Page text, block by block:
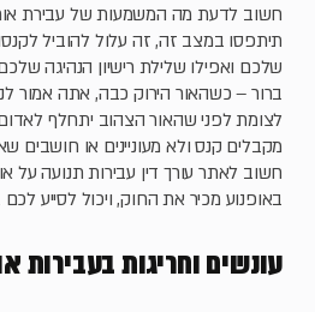
חשוב לדעת מה המשמעות של עבירת
תיתפסו במצב זה, זה עלול להוביל
שלכם ואפילו שלילת רישיון הנהיגה
ברור – כשהאור הירוק כבה, אתה אמור
לצומת לפני שהאור הצהוב יתחלף
מקבלים קנס ולא מעוניינים או חושבים
חשוב לאתר עורך דין עבירות תנועה על
באופנוע מכיר את החוק, ויכול לסייע
עונשים וחריגות בעבירות